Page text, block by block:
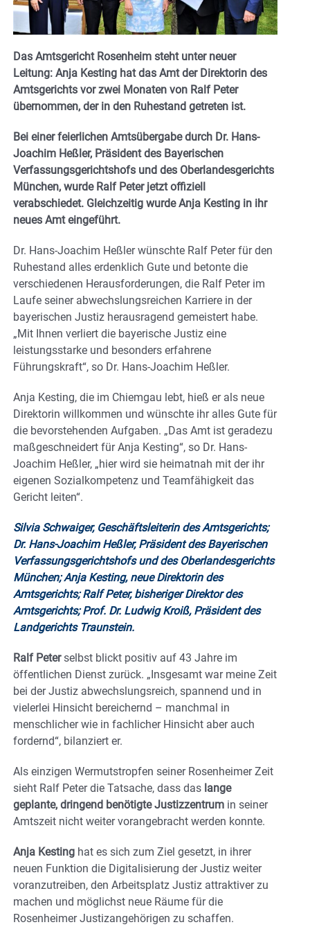
Das Amtsgericht Rosenheim steht unter neuer
Leitung: Anja Kesting hat das Amt der Direktorin des
Amtsgerichts vor zwei Monaten von Ralf Peter
übernommen, der in den Ruhestand getreten ist.
Bei einer feierlichen Amtsübergabe durch Dr. Hans-
Joachim Heßler, Präsident des Bayerischen
Verfassungsgerichtshofs und des Oberlandesgerichts
München, wurde Ralf Peter jetzt offiziell
verabschiedet. Gleichzeitig wurde Anja Kesting in ihr
neues Amt eingeführt.
Dr. Hans-Joachim Heßler wünschte Ralf Peter für den
Ruhestand alles erdenklich Gute und betonte die
verschiedenen Herausforderungen, die Ralf Peter im
Laufe seiner abwechslungsreichen Karriere in der
bayerischen Justiz herausragend gemeistert habe.
„Mit Ihnen verliert die bayerische Justiz eine
leistungsstarke und besonders erfahrene
Führungskraft“, so Dr. Hans-Joachim Heßler.
Anja Kesting, die im Chiemgau lebt, hieß er als neue
Direktorin willkommen und wünschte ihr alles Gute für
die bevorstehenden Aufgaben. „Das Amt ist geradezu
maßgeschneidert für Anja Kesting“, so Dr. Hans-
Joachim Heßler, „hier wird sie heimatnah mit der ihr
eigenen Sozialkompetenz und Teamfähigkeit das
Gericht leiten“.
Silvia Schwaiger, Geschäftsleiterin des Amtsgerichts;
Dr. Hans-Joachim Heßler, Präsident des Bayerischen
Verfassungsgerichtshofs und des Oberlandesgerichts
München; Anja Kesting, neue Direktorin des
Amtsgerichts; Ralf Peter, bisheriger Direktor des
Amtsgerichts; Prof. Dr. Ludwig Kroiß, Präsident des
Landgerichts Traunstein.
Ralf Peterselbst blickt positiv auf 43 Jahre im
öffentlichen Dienst zurück. „Insgesamt war meine Zeit
bei der Justiz abwechslungsreich, spannend und in
vielerlei Hinsicht bereichernd – manchmal in
menschlicher wie in fachlicher Hinsicht aber auch
fordernd“, bilanziert er.
Als einzigen Wermutstropfen seiner Rosenheimer Zeit
sieht Ralf Peter die Tatsache, dass das lange
geplante, dringend benötigte Justizzentrum in seiner
Amtszeit nicht weiter vorangebracht werden konnte.
Anja Kesting hat es sich zum Ziel gesetzt, in ihrer
neuen Funktion die Digitalisierung der Justiz weiter
voranzutreiben, den Arbeitsplatz Justiz attraktiver zu
machen und möglichst neue Räume für die
Rosenheimer Justizangehörigen zu schaffen.